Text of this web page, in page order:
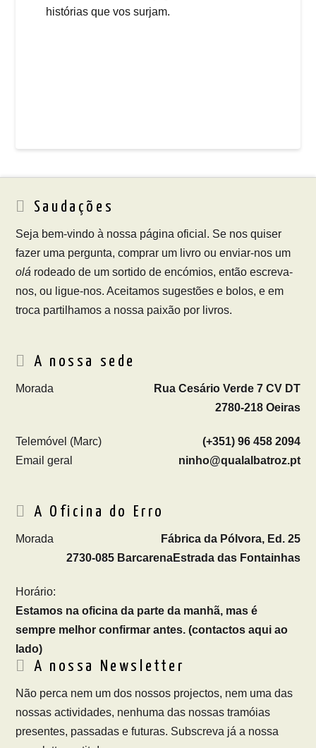
histórias que vos surjam.
Saudações
Seja bem-vindo à nossa página oficial. Se nos quiser
fazer uma pergunta, comprar um livro ou enviar-nos um
olá rodeado de um sortido de encómios, então escreva-
nos, ou ligue-nos. Aceitamos sugestões e bolos, e em
troca partilhamos a nossa paixão por livros.
A nossa sede
Morada
Rua Cesário Verde 7 CV DT
2780-218 Oeiras
Telemóvel (Marc)
(+351) 96 458 2094
Email geral
ninho@qualalbatroz.pt
A Oficina do Erro
Morada
Fábrica da Pólvora, Ed. 25
Estrada das Fontainhas
2730-085 Barcarena
Horário:
Estamos na oficina da parte da manhã, mas é
sempre melhor confirmar antes. (contactos aqui ao
lado)
A nossa Newsletter
Não perca nem um dos nossos projectos, nem uma das
nossas actividades, nenhuma das nossas tramóias
presentes, passadas e futuras. Subscreva já a nossa